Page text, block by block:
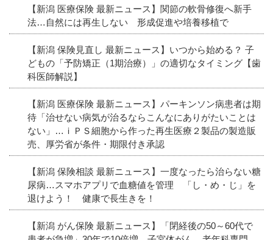
【新潟 医療保険 最新ニュース】関節の軟骨修復へ新手
法…自然には再生しない 形成促進や培養移植で
【新潟 保険見直し 最新ニュース】いつから始める？ 子
どもの「予防矯正（1期治療）」の適切なタイミング【歯
科医師解説】
【新潟 医療保険 最新ニュース】パーキンソン病患者は期
待「治せない病気が治るならこんなにありがたいことは
ない」…ｉＰＳ細胞から作った再生医療２製品の製造販
売、厚労省が条件・期限付き承認
【新潟 保険相談 最新ニュース】一度なったら治らない糖
尿病…スマホアプリで血糖値を管理 「し・め・じ」を
退けよう！ 健康で長生きを！
【新潟 がん保険 最新ニュース】「閉経後の50～60代で